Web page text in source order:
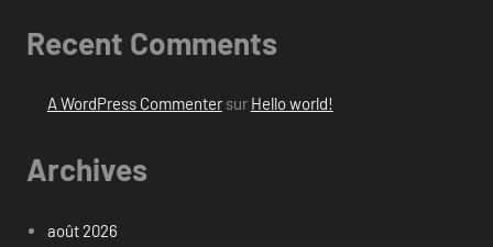
Recent Comments
A WordPress Commentersur Hello world!
Archives
août 2026